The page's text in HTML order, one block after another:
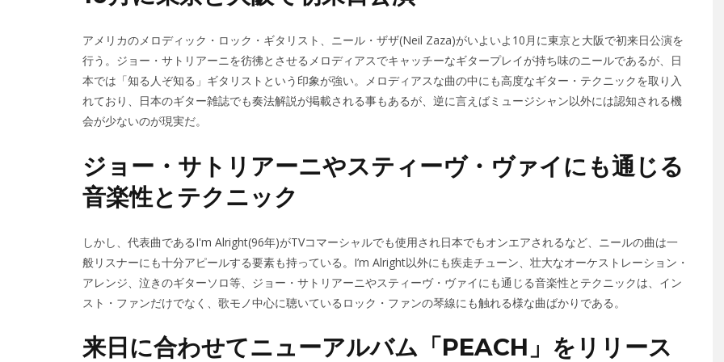
アメリカのメロディック・ロック・ギタリスト、ニール・ザザ(Neil Zaza)がいよいよ10月に東京と大阪で初来日公演を
行う。ジョー・サトリアーニを彷彿とさせるメロディアスでキャッチーなギタープレイが持ち味のニールであるが、日
本では「知る人ぞ知る」ギタリストという印象が強い。メロディアスな曲の中にも高度なギター・テクニックを取り入
れており、日本のギター雑誌でも奏法解説が掲載される事もあるが、逆に言えばミュージシャン以外には認知される機
会が少ないのが現実だ。
ジョー・サトリアーニやスティーヴ・ヴァイにも通じる
音楽性とテクニック
しかし、代表曲であるI'm Alright(96年)がTVコマーシャルでも使用され日本でもオンエアされるなど、ニールの曲は一
般リスナーにも十分アピールする要素も持っている。I’m Alright以外にも疾走チューン、壮大なオーケストレーション・
アレンジ、泣きのギターソロ等、ジョー・サトリアーニやスティーヴ・ヴァイにも通じる音楽性とテクニックは、イン
スト・ファンだけでなく、歌モノ中心に聴いているロック・ファンの琴線にも触れる様な曲ばかりである。
来日に合わせてニューアルバム「PEACH」をリリース